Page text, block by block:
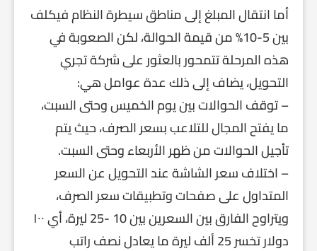
أما انتقال المبلغ إلى مناطق سيطرة النظام فيكلف
بين 5-10% من قيمة الحوالة، لكن الصعوبة في
هذه المرحلة تتمحور بالعثور على شركة تجري
التحويل، يضاف إلى ذلك عدة عوامل هي:
– توقف الحوالات بين يوم الخميس وحتى السبت،
ما يفتح المجال للتلاعب بسعر الصرف، حيث يتم
تأجيل الحوالات من ظهر الأربعاء وحتى السبت.
– اختلاف سعر الشاشة عند التحويل عن السعر
المتداول على صفحات وتطبيقات سعر الصرف،
ويتراوح الفارق بين السعرين بين 10 -25 ليرة، أي ١٠٠
دولار تخسر 25 ألف ليرة ما يعادل نصف راتب